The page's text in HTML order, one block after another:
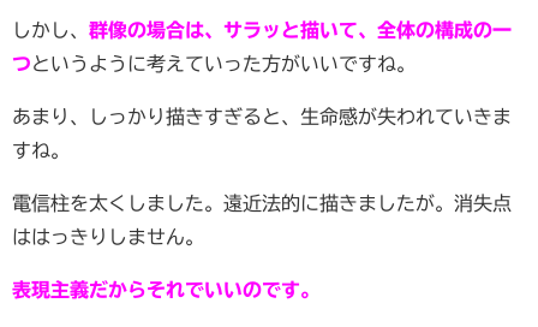
しかし、 群像の場合は、サラッと描いて、全体の構成の一
つというように考えていった方がいいですね。
あまり、しっかり描きすぎると、生命感が失われていきま
すね。
電信柱を太くしました。遠近法的に描きましたが。消失点
ははっきりしません。
表現主義だからそれでいいのです。